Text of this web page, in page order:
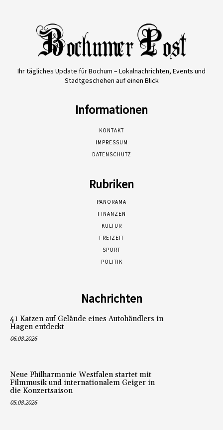
Ihr tägliches Update für Bochum – Lokalnachrichten, Events und
Stadtgeschehen auf einen Blick
Informationen
KONTAKT
IMPRESSUM
DATENSCHUTZ
Rubriken
PANORAMA
FINANZEN
KULTUR
FREIZEIT
SPORT
POLITIK
Nachrichten
41 Katzen auf Gelände eines Autohändlers in
Hagen entdeckt
06.08.2026
Neue Philharmonie Westfalen startet mit
Filmmusik und internationalem Geiger in
die Konzertsaison
05.08.2026